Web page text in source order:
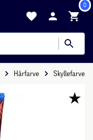
0
Hårfarve Skyllefarve